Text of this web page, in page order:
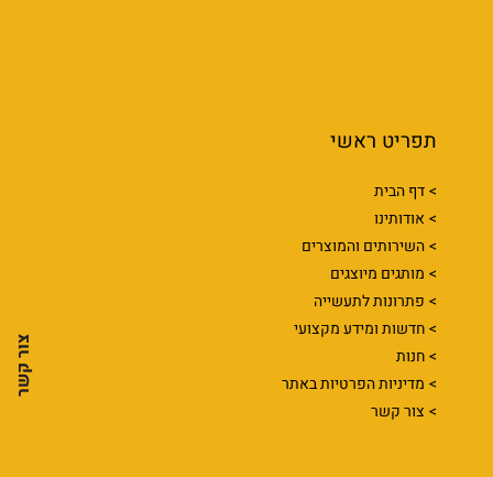
צור קשר
תפריט ראשי
דף הבית
אודותינו
השירותים והמוצרים
מותגים מיוצגים
פתרונות לתעשייה
חדשות ומידע מקצועי
חנות
מדיניות הפרטיות באתר
צור קשר